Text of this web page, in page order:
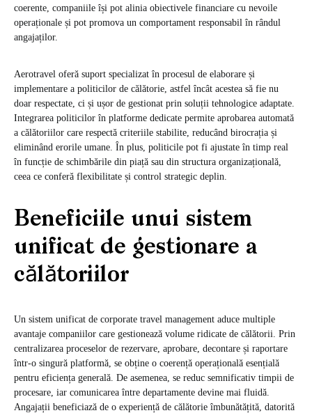
coerente, companiile își pot alinia obiectivele financiare cu nevoile
operaționale și pot promova un comportament responsabil în rândul
angajaților.
Aerotravel oferă suport specializat în procesul de elaborare și
implementare a politicilor de călătorie, astfel încât acestea să fie nu
doar respectate, ci și ușor de gestionat prin soluții tehnologice adaptate.
Integrarea politicilor în platforme dedicate permite aprobarea automată
a călătoriilor care respectă criteriile stabilite, reducând birocrația și
eliminând erorile umane. În plus, politicile pot fi ajustate în timp real
în funcție de schimbările din piață sau din structura organizațională,
ceea ce conferă flexibilitate și control strategic deplin.
Beneficiile unui sistem
unificat de gestionare a
călătoriilor
Un sistem unificat de corporate travel management aduce multiple
avantaje companiilor care gestionează volume ridicate de călătorii. Prin
centralizarea proceselor de rezervare, aprobare, decontare și raportare
într-o singură platformă, se obține o coerență operațională esențială
pentru eficiența generală. De asemenea, se reduc semnificativ timpii de
procesare, iar comunicarea între departamente devine mai fluidă.
Angajații beneficiază de o experiență de călătorie îmbunătățită, datorită